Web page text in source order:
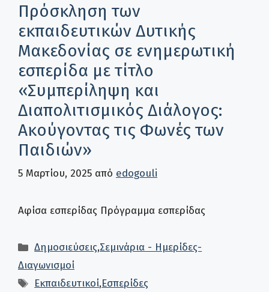
Πρόσκληση των
εκπαιδευτικών Δυτικής
Μακεδονίας σε ενημερωτική
εσπερίδα με τίτλο
«Συμπερίληψη και
Διαπολιτισμικός Διάλογος:
Ακούγοντας τις Φωνές των
Παιδιών»
5 Μαρτίου, 2025 από edogouli
Αφίσα εσπερίδας Πρόγραμμα εσπερίδας
Κατηγορίες
Δημοσιεύσεις,Σεμινάρια - Ημερίδες-
Διαγωνισμοί
Ετικέτες
Εκπαιδευτικοί,Εσπερίδες